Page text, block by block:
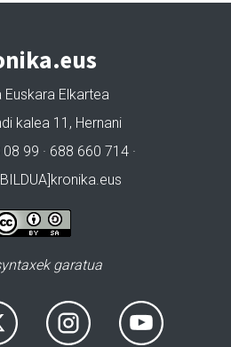
Euskara Elkartea
kalea 11, Hernani
99 · 688 660 714 ·
garatua